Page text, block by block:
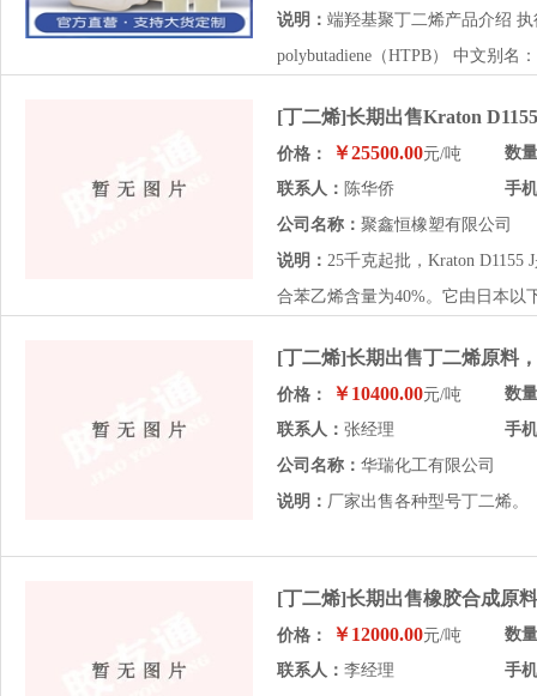
说明： 端羟基聚丁二烯产品介绍 执
polybutadiene（HTPB） 中文别名
[丁二烯]长期出售Kraton
价格： ￥25500.00元/吨
数
联系人： 陈华侨
手
公司名称： 聚鑫恒橡塑有限公司
说明： 25千克起批，Kraton D1155
合苯乙烯含量为40%。它由日本以
[丁二烯]长期出售丁二烯原料
价格： ￥10400.00元/吨
数
联系人： 张经理
手
公司名称： 华瑞化工有限公司
说明： 厂家出售各种型号丁二烯。
[丁二烯]长期出售橡胶合成原
价格： ￥12000.00元/吨
数
联系人： 李经理
手